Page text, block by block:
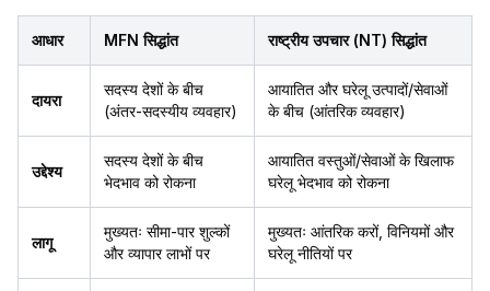
आधार MFN सिद्धांत राष्ट्रीय उपचार (NT) सिद्धांत
दायरा
सदस्य देशों के बीच
(अंतर-सदस्यीय व्यवहार)
आयातित और घरेलू उत्पादों/सेवाओं
के बीच (आंतरिक व्यवहार)
उद्देश्य
सदस्य देशों के बीच
भेदभाव को रोकना
आयातित वस्तुओं/सेवाओं के खिलाफ
घरेलू भेदभाव को रोकना
लागू
मुख्यतः सीमा-पार शुल्कों
और व्यापार लाभों पर
मुख्यतः आंतरिक करों, विनियमों और
घरेलू नीतियों पर